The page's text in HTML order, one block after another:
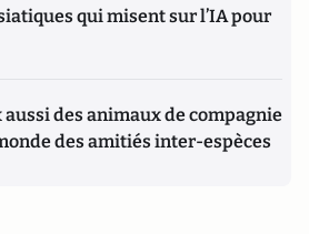
qui misent sur l’IA pour
aussi des animaux de compagnie
des amitiés inter-espèces